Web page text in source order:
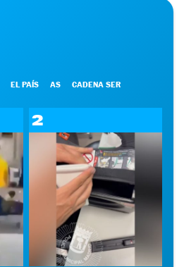
EL PAÍS AS CADENA SER
2